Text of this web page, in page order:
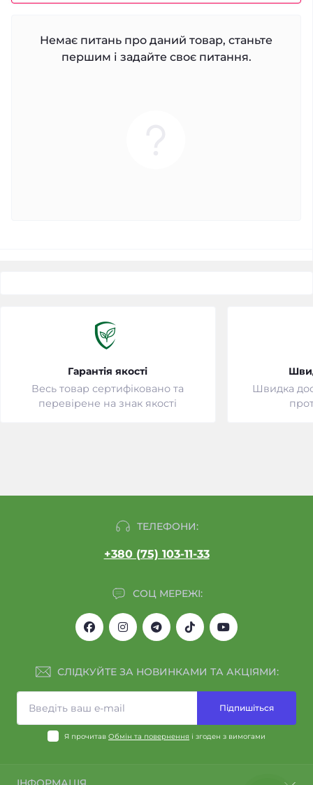
Немає питань про даний товар, станьте
першим і задайте своє питання.
Гарантія якості
Весь товар сертифіковано та
перевірене на знак якості
Швидка
ТЕЛЕФОНИ:
+380 (75) 103-11-33
СОЦ МЕРЕЖІ:
СЛІДКУЙТЕ ЗА НОВИНКАМИ ТА АКЦІЯМИ:
Підпишіться
Я прочитав Обмін та повернення і згоден з вимогами